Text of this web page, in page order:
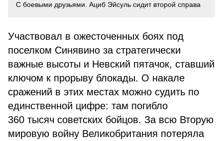
С боевыми друзьями. Ациб Эйсуль сидит второй справа
Участвовал в ожесточенных боях под
поселком Синявино за стратегически
важные высоты и Невский пятачок, ставший
ключом к прорыву блокады. О накале
сражений в этих местах можно судить по
единственной цифре: там погибло
360 тысяч советских бойцов. За всю Вторую
мировую войну Великобритания потеряла